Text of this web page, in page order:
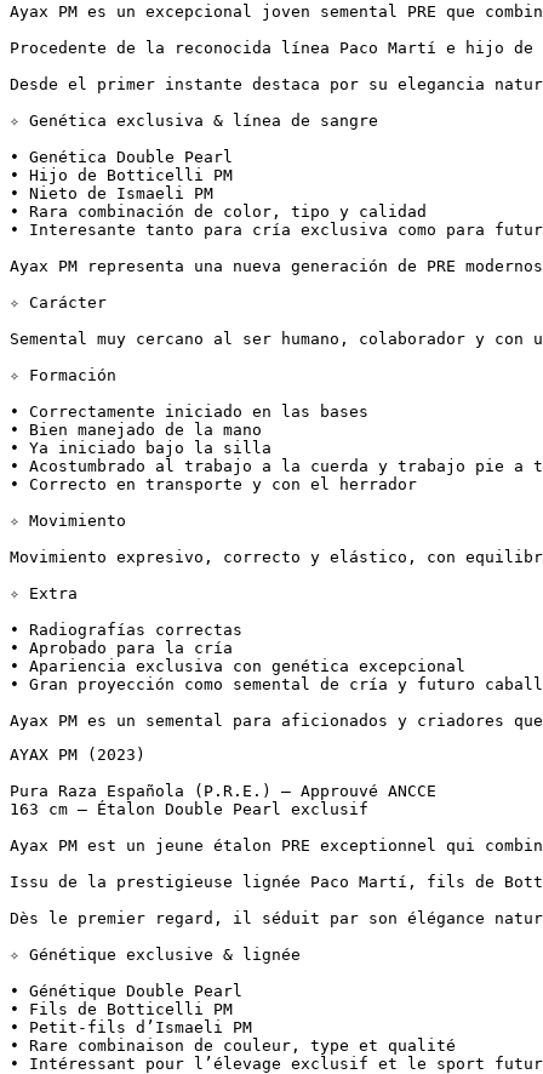
Ayax PM es un excepcional joven semental PRE que
Procedente de la reconocida línea Paco Martí e hijo
Desde el primer instante destaca por su elegancia
✧ Genética exclusiva & línea de sangre
• Genética Double Pearl
• Hijo de Botticelli PM
• Nieto de Ismaeli PM
• Rara combinación de color, tipo y calidad
• Interesante tanto para cría exclusiva como para
Ayax PM representa una nueva generación de PRE
✧ Carácter
Semental muy cercano al ser humano, colaborador y
✧ Formación
• Correctamente iniciado en las bases
• Bien manejado de la mano
• Ya iniciado bajo la silla
• Acostumbrado al trabajo a la cuerda y trabajo pie
• Correcto en transporte y con el herrador
✧ Movimiento
Movimiento expresivo, correcto y elástico, con
✧ Extra
• Radiografías correctas
• Aprobado para la cría
• Apariencia exclusiva con genética excepcional
• Gran proyección como semental de cría y futuro
Ayax PM es un semental para aficionados y criadores
AYAX PM (2023)
Pura Raza Española (P.R.E.) – Approuvé ANCCE
163 cm – Étalon Double Pearl exclusif
Ayax PM est un jeune étalon PRE exceptionnel qui
Issu de la prestigieuse lignée Paco Martí, fils de
Dès le premier regard, il séduit par son élégance
✧ Génétique exclusive & lignée
• Génétique Double Pearl
• Fils de Botticelli PM
• Petit-fils d’Ismaeli PM
• Rare combinaison de couleur, type et qualité
• Intéressant pour l’élevage exclusif et le sport futur